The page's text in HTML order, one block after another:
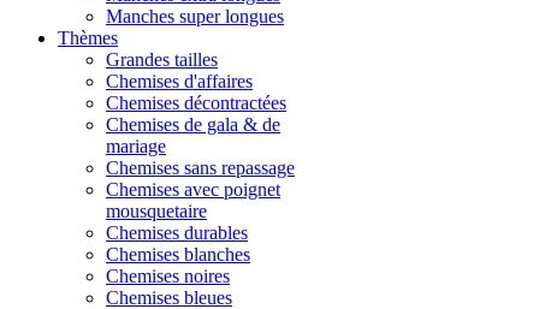
Manches super longues
Thèmes
Grandes tailles
Chemises d'affaires
Chemises décontractées
Chemises de gala & de
mariage
Chemises sans repassage
Chemises avec poignet
mousquetaire
Chemises durables
Chemises blanches
Chemises noires
Chemises bleues